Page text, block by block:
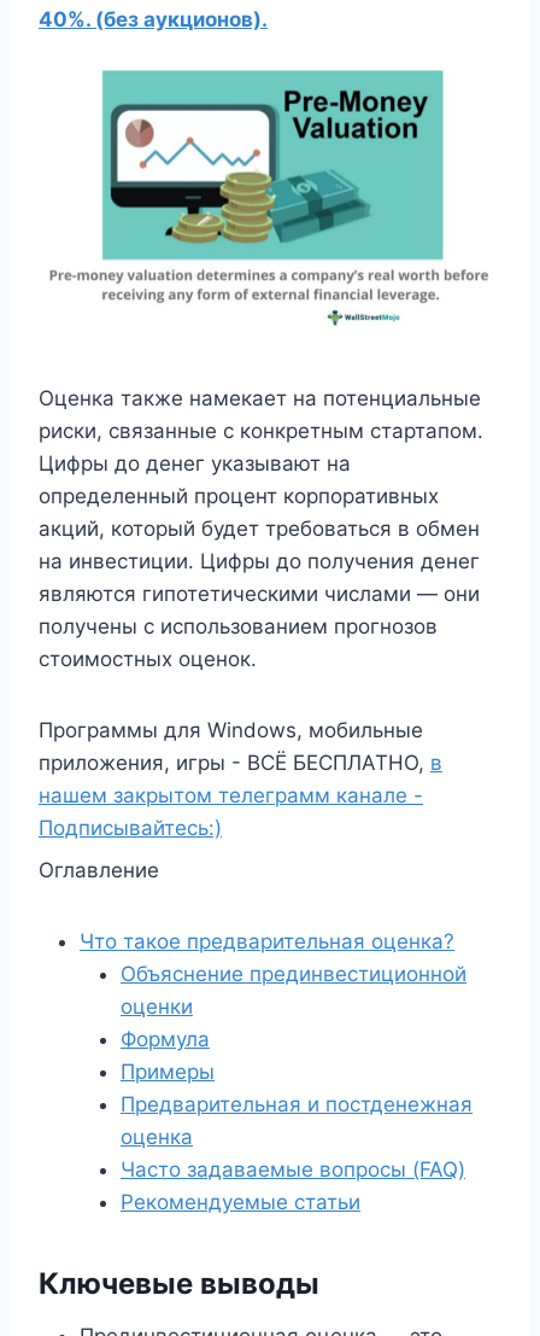
40%. (без аукционов).
Оценка также намекает на потенциальные
риски, связанные с конкретным стартапом.
Цифры до денег указывают на
определенный процент корпоративных
акций, который будет требоваться в обмен
на инвестиции. Цифры до получения денег
являются гипотетическими числами — они
получены с использованием прогнозов
стоимостных оценок.
Программы для Windows, мобильные
приложения, игры - ВСЁ БЕСПЛАТНО, в
нашем закрытом телеграмм канале -
Подписывайтесь:)
Оглавление
Что такое предварительная оценка?
Объяснение прединвестиционной
оценки
Формула
Примеры
Предварительная и постденежная
оценка
Часто задаваемые вопросы (FAQ)
Рекомендуемые статьи
Ключевые выводы